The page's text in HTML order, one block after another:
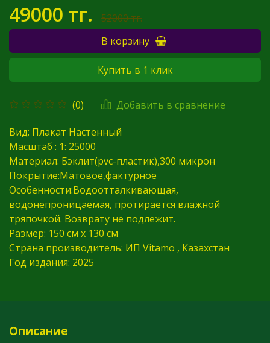
(0) Добавить в сравнение
49000 тг.
52000 тг.
В корзину
Купить в 1 клик
Вид: Плакат Настенный
Масштаб : 1: 25000
Материал: Бэклит(pvc-пластик),300 микрон
Покрытие:Матовое,фактурное
Особенности:Водоотталкивающая,
водонепроницаемая, протирается влажной
тряпочкой. Возврату не подлежит.
Размер: 150 см х 130 см
Страна производитель: ИП Vitamo , Казахстан
Год издания: 2025
Описание